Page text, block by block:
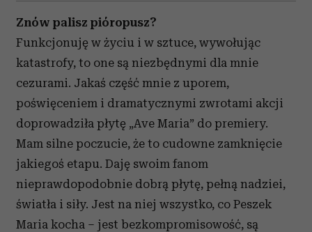
Znów palisz pióropusz?
Funkcjonuję w życiu i w sztuce, wywołując
katastrofy, to one są niezbędnymi dla mnie
cezurami. Jakaś część mnie z uporem,
poświęceniem i dramatycznymi zwrotami akcji
doprowadziła płytę „Ave Maria” do premiery.
Mam silne poczucie, że to cudowne zamknięcie
jakiegoś etapu. Daję swoim fanom
nieprawdopodobnie dobrą płytę, pełną nadziei,
światła i siły. Jest na niej wszystko, co Peszek
Maria kocha – jest bezkompromisowość, są